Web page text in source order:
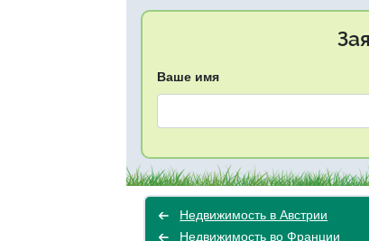
Ваше имя
Недвижимость в Австрии
Недвижимость во Франции